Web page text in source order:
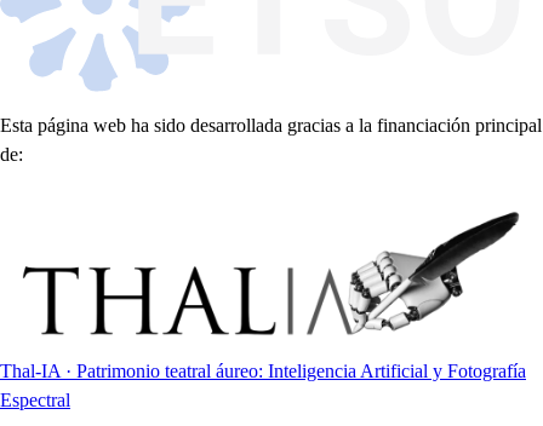
Esta página web ha sido desarrollada gracias a la financiación principal
de:
Thal-IA · Patrimonio teatral áureo: Inteligencia Artificial y Fotografía
Espectral